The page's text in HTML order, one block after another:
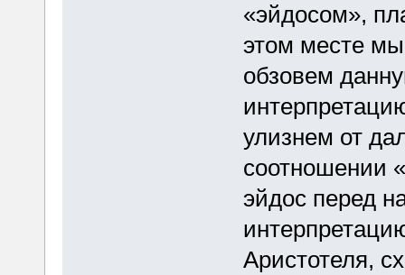
«эйдосом»,
этом месте мы
обзовем
улизнем от
соотношении
эйдос перед
Аристотеля,